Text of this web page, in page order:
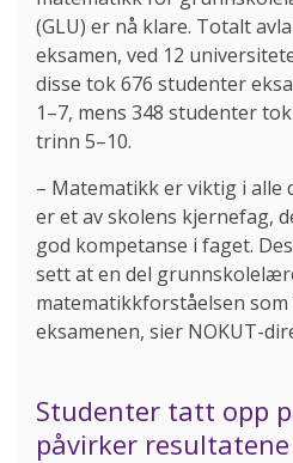
(GLU) er nå klare. Totalt
eksamen, ved 12
disse tok 676 studenter
1–7, mens 348 studenter
trinn 5–10.
– Matematikk er viktig i alle
er et av skolens kjernefag,
god kompetanse i faget.
sett at en del
matematikkforståelsen som
eksamenen, sier NOKUT-
Studenter tatt opp
påvirker